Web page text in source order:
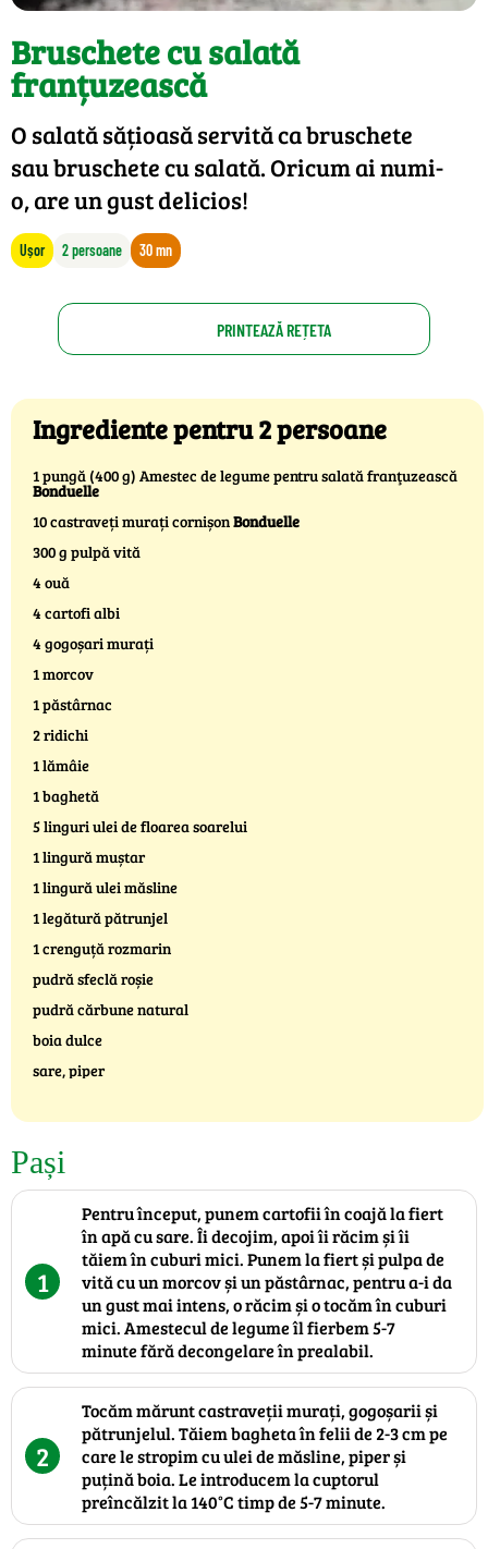
Bruschete cu salată
franțuzească
O salată sățioasă servită ca bruschete
sau bruschete cu salată. Oricum ai numi-
o, are un gust delicios!
Ușor 2 persoane 30 mn
PRINTEAZĂ REȚETA
Ingrediente pentru 2 persoane
1 pungă (400 g) Amestec de legume pentru salată franţuzească
Bonduelle
10 castraveți murați cornișonBonduelle
300 g pulpă vită
4 ouă
4 cartofi albi
4 gogoșari murați
1 morcov
1 păstârnac
2 ridichi
1 lămâie
1 baghetă
5 linguri ulei de floarea soarelui
1 lingură muștar
1 lingură ulei măsline
1 legătură pătrunjel
1 crenguță rozmarin
pudră sfeclă roșie
pudră cărbune natural
boia dulce
sare, piper
Pași
1
Pentru început, punem cartofii în coajă la fiert
în apă cu sare. Îi decojim, apoi îi răcim și îi
tăiem în cuburi mici. Punem la fiert și pulpa de
vită cu un morcov și un păstârnac, pentru a-i da
un gust mai intens, o răcim și o tocăm în cuburi
mici. Amestecul de legume îl fierbem 5-7
minute fără decongelare în prealabil.
2
Tocăm mărunt castraveții murați, gogoșarii și
pătrunjelul. Tăiem bagheta în felii de 2-3 cm pe
care le stropim cu ulei de măsline, piper și
puțină boia. Le introducem la cuptorul
preîncălzit la 140°C timp de 5-7 minute.